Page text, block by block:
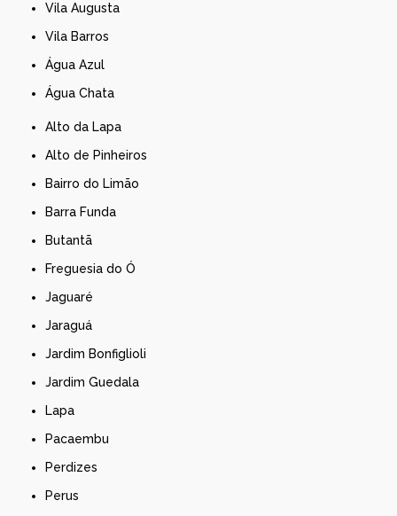
Vila Augusta
Vila Barros
Água Azul
Água Chata
Alto da Lapa
Alto de Pinheiros
Bairro do Limão
Barra Funda
Butantã
Freguesia do Ó
Jaguaré
Jaraguá
Jardim Bonfiglioli
Jardim Guedala
Lapa
Pacaembu
Perdizes
Perus